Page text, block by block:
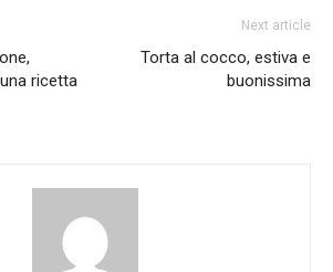
ricetta
Next article
Torta al cocco, estiva e
buonissima